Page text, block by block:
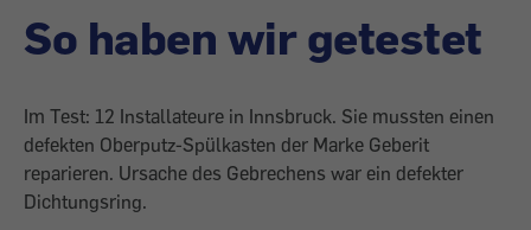
So haben wir getestet
Im Test: 12 Installateure in Innsbruck. Sie mussten einen
defekten Oberputz-Spülkasten der Marke ­Geberit
reparieren. Ursache des Gebrechens war ein defekter
Dichtungsring.